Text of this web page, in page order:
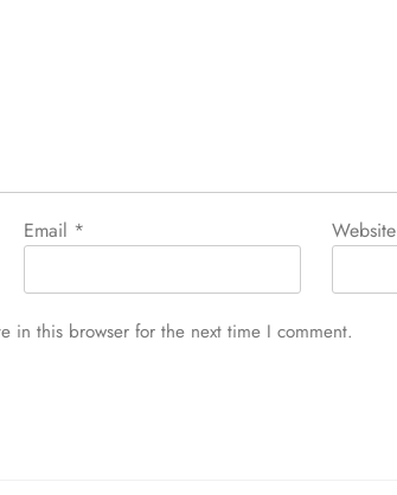
Email * Website
in this browser for the next time I comment.